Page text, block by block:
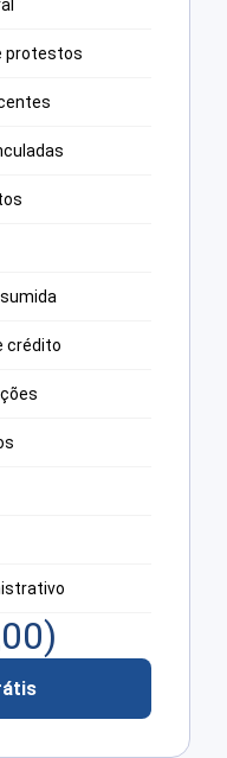
protestos
crédito
)